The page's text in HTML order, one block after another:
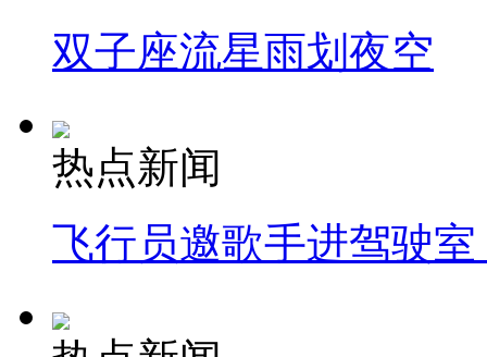
双子座流星雨划夜空
热点新闻
飞行员邀歌手进驾驶